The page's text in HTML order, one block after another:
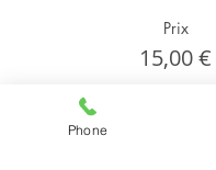
Prix
15,00 €
Phone